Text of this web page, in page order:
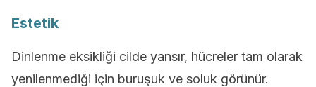
Estetik
Dinlenme eksikliği cilde yansır, hücreler tam olarak
yenilenmediği için buruşuk ve soluk görünür.